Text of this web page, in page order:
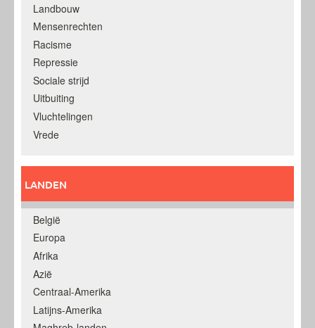
Landbouw
Mensenrechten
Racisme
Repressie
Sociale strijd
Uitbuiting
Vluchtelingen
Vrede
LANDEN
België
Europa
Afrika
Azië
Centraal-Amerika
Latijns-Amerika